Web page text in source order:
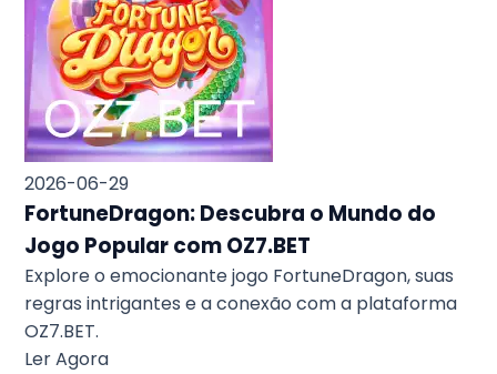
2026-06-29
FortuneDragon: Descubra o Mundo do
Jogo Popular com OZ7.BET
Explore o emocionante jogo FortuneDragon, suas
regras intrigantes e a conexão com a plataforma
OZ7.BET.
Ler Agora